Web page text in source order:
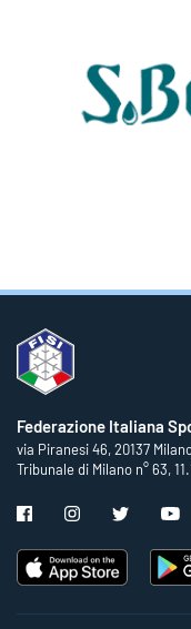
Federazione Italiana
via Piranesi 46, 20137
Tribunale di Milano n° 63,